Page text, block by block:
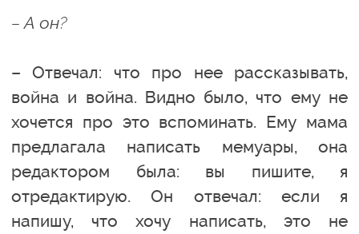
– А он?
– Отвечал: что про нее рассказывать,
война и война. Видно было, что ему не
хочется про это вспоминать. Ему мама
предлагала написать мемуары, она
редактором была: вы пишите, я
отредактирую. Он отвечал: если я
напишу, что хочу написать, это не